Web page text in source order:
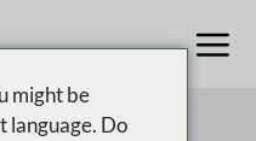
might be
language. Do